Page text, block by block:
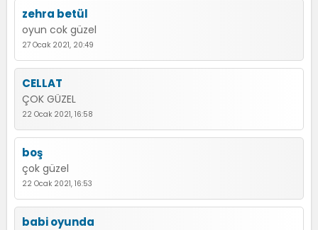
zehra betül
oyun cok güzel
27 Ocak 2021, 20:49
CELLAT
ÇOK GÜZEL
22 Ocak 2021, 16:58
boş
çok güzel
22 Ocak 2021, 16:53
babi oyunda